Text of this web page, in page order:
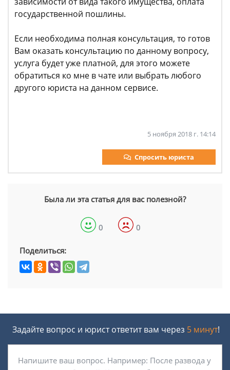
государственной пошлины.
Если необходима полная консультация, то готов
Вам оказать консультацию по данному вопросу,
услуга будет уже платной, для этого можете
обратиться ко мне в чате или выбрать любого
другого юриста на данном сервисе.
5 ноября 2018 г. 14:14
Спросить юриста
Была ли эта статья для вас полезной?
0 0
Поделиться:
Задайте вопрос и юрист ответит вам через 5 минут!